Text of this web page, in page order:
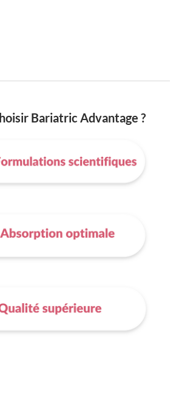
Bariatric Advantage ?